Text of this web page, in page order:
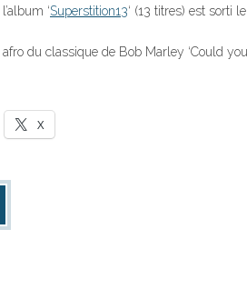
l’album ‘Superstition13‘ (13 titres) est sorti
du classique de Bob Marley ‘Could you
X